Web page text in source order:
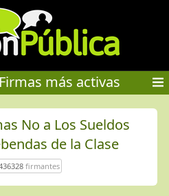
más activas
No a Los Sueldos
de la Clase
firmantes